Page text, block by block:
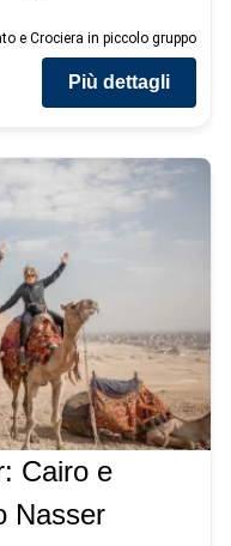
e Crociera in piccolo gruppo
Più dettagli
Cairo e
Nasser